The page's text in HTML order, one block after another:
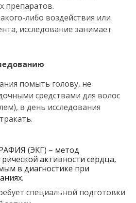
препаратов.
либо воздействия или
исследование занимает
помыть голову, не
средствами для волос
в день исследования
(ЭКГ) – метод
активности сердца,
в диагностике при
специальной подготовки